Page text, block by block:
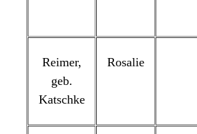
Reimer,
geb.
Katschke
Rosalie